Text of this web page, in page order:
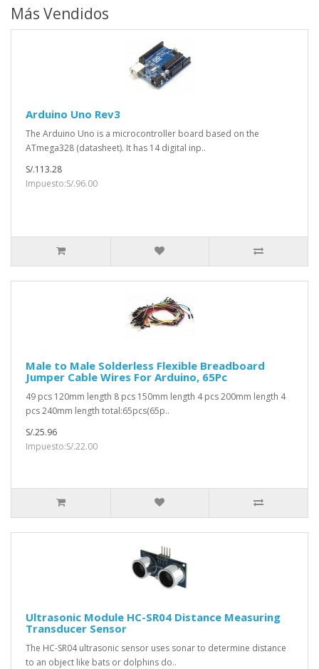
Más Vendidos
Arduino Uno Rev3
The Arduino Uno is a microcontroller board based on the
ATmega328 (datasheet). It has 14 digital inp..
S/.113.28
Impuesto:S/.96.00
Male to Male Solderless Flexible Breadboard
Jumper Cable Wires For Arduino, 65Pc
49 pcs 120mm length 8 pcs 150mm length 4 pcs 200mm length 4
pcs 240mm length total:65pcs(65p..
S/.25.96
Impuesto:S/.22.00
Ultrasonic Module HC-SR04 Distance Measuring
Transducer Sensor
The HC-SR04 ultrasonic sensor uses sonar to determine distance
to an object like bats or dolphins do..